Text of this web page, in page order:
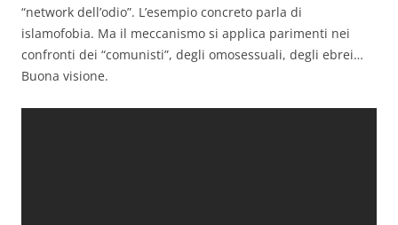
“network dell’odio”. L’esempio concreto parla di
islamofobia. Ma il meccanismo si applica parimenti nei
confronti dei “comunisti”, degli omosessuali, degli ebrei…
Buona visione.